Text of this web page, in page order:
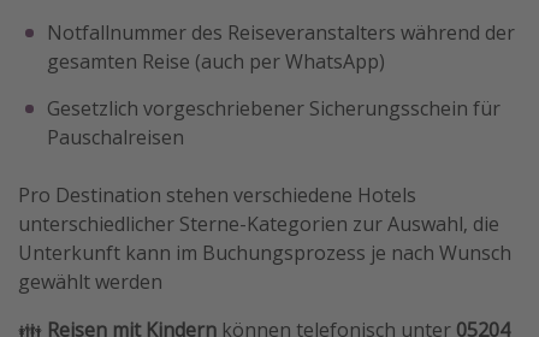
Notfallnummer des Reiseveranstalters während der
gesamten Reise (auch per WhatsApp)
Gesetzlich vorgeschriebener Sicherungsschein für
Pauschalreisen
Pro Destination stehen verschiedene Hotels
unterschiedlicher Sterne-Kategorien zur Auswahl, die
Unterkunft kann im Buchungsprozess je nach Wunsch
gewählt werden
👪 Reisen mit Kindern können telefonisch unter 05204